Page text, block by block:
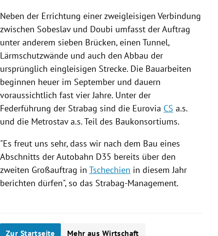
Neben der Errichtung einer zweigleisigen Verbindung
zwischen Sobeslav und Doubi umfasst der Auftrag
unter anderem sieben Brücken, einen Tunnel,
Lärmschutzwände und auch den Abbau der
ursprünglich eingleisigen Strecke. Die Bauarbeiten
beginnen heuer im September und dauern
voraussichtlich fast vier Jahre. Unter der
Federführung der Strabag sind die Eurovia CS a.s.
und die Metrostav a.s. Teil des Baukonsortiums.
"Es freut uns sehr, dass wir nach dem Bau eines
Abschnitts der Autobahn D35 bereits über den
zweiten Großauftrag in Tschechien in diesem Jahr
berichten dürfen", so das Strabag-Management.
Zur Startseite Mehr aus Wirtschaft